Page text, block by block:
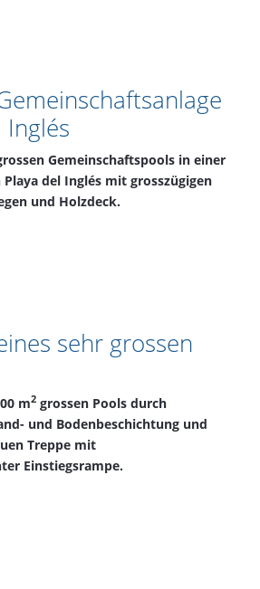
Inglés
Gemeinschaftspools in einer
del Inglés mit grosszügigen
und Holzdeck.
sehr grossen
m2 grossen Pools durch
und Bodenbeschichtung und
Treppe mit
Einstiegsrampe.